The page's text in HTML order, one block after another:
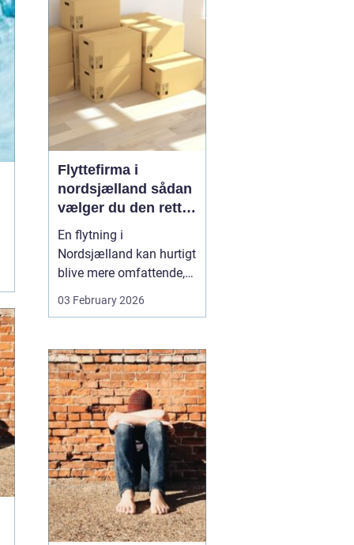
rolle i hverdagen, selv
om vi sjældent tænker
over det. Gennemgang
af varmea...
Flyttefirma i
nordsjælland sådan
vælger du den rette
partner til din
flytning
En flytning i
Nordsjælland kan hurtigt
blive mere omfattende,
end man først tror. Der er
nøgler, flyttekasser,
parkering, møbler der
skal skilles ad, og
ejendele med
affektionsværdi, som
helst skal komme sikkert
frem. Mange vælger
der...
03 February 2026